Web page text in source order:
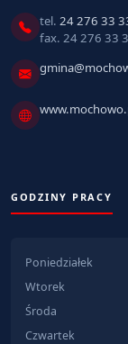
tel. 24 276 33
fax. 24 276 33
GODZINY PRACY
Poniedziałek
Wtorek
Środa
Czwartek